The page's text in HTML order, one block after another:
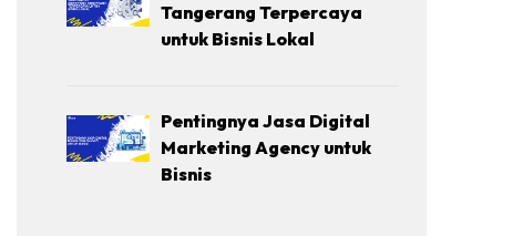
Tangerang Terpercaya
untuk Bisnis Lokal
Pentingnya Jasa Digital
Marketing Agency untuk
Bisnis